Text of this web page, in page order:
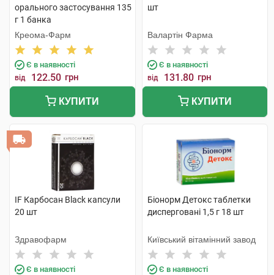
орального застосування 135
г 1 банка
Креома-Фарм
Є в наявності
від 122.50 грн
КУПИТИ
шт
Валартін Фарма
Є в наявності
від 131.80 грн
КУПИТИ
IF Карбосан Black капсули
20 шт
Здравофарм
Є в наявності
Біонорм Детокс таблетки
дисперговані 1,5 г 18 шт
Київський вітамінний завод
Є в наявності